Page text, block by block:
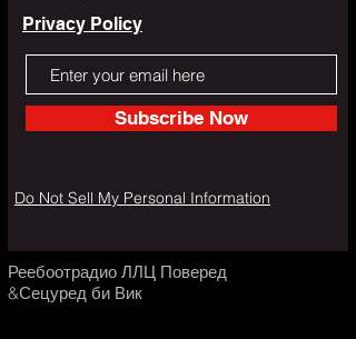
Privacy Policy
Subscribe Now
Do Not Sell My Personal Information
Реебоотрадио ЛЛЦ Поверед
&Сецуред би Вик